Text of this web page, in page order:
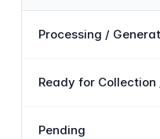
Processing /
Ready for
Pending